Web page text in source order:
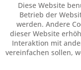
Diese Website
Betrieb der
werden. Andere
dieser Website
Interaktion mit
vereinfachen sollen,